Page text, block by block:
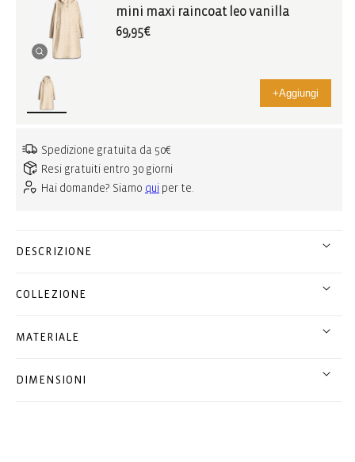
mini maxi raincoat leo vanilla
69,95€
+Aggiungi
Spedizione gratuita da 50€
Resi gratuiti entro 30 giorni
Hai domande? Siamo qui per te.
DESCRIZIONE
COLLEZIONE
MATERIALE
DIMENSIONI